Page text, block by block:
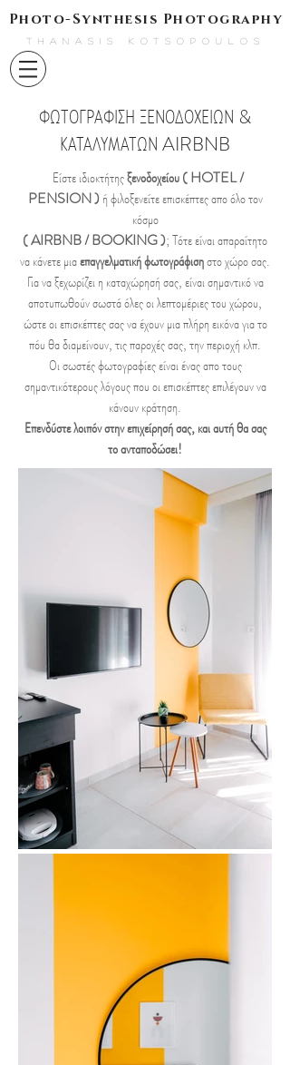
Photo-Synthesis Photography
THANASIS KOTSOPOULOS
ΦΩΤΟΓΡΑΦΙΣΗ ΞΕΝΟΔΟΧΕΙΩΝ &
ΚΑΤΑΛΥΜΑΤΩΝ AIRBNB
Είστε ιδιοκτήτηςξενοδοχείου ( HOTEL /
PENSION ) ή φιλοξενείτε επισκέπτες απο όλο τον
κόσμο
( AIRBNB / BOOKING ); Τότε είναι απαραίτητο
να κάνετε μιαεπαγγελματική φωτογράφισηστο χώρο σας.
Για να ξεχωρίζει η καταχώρησή σας, είναι σημαντικό να
αποτυπωθούν σωστά όλες οι λεπτομέριες του χώρου,
ώστε οι επισκέπτες σας να έχουν μια πλήρη εικόνα για το
πόυ θα διαμείνουν, τις παροχές σας, την περιοχή κλπ.
Οι σωστές φωτογραφίες είναι ένας απο τους
σημαντικότερους λόγους που οι επισκέπτες επιλέγουν να
κάνουν κράτηση.
Επενδύστε λοιπόν στην επιχείρησή σας, και αυτή θα σας
το ανταποδώσει!